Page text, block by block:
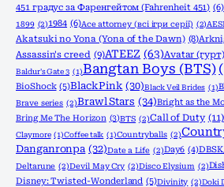
451 градус за Фаренгейтом (Fahrenheit 451) (6)
1899 (2)1984 (6)Ace attorney (всі ігри серії) (2)
Akatsuki no Yona (Yona of the Dawn) (8)
Assassin's creed (9)ATEEZ (63)Avatar (гурт)
Baldur's Gate 3 (1)Bangtan Boys (BTS)
BioShock (5)BlackPink (30)Black Veil Brides (1)
Brave series (2)Brawl Stars (34)Bright as the
Bring Me The Horizon (3)BTS (2)Call of Duty (11)
Claymore (1)Coffee talk (1)Countryballs (2)
Danganronpa (32)Date a Life (2)Day6 (4)
Deltarune (2)Devil May Cry (2)Disco Elysium (2)
Disney: Twisted-Wonderland (5)Divinity (2)Doki